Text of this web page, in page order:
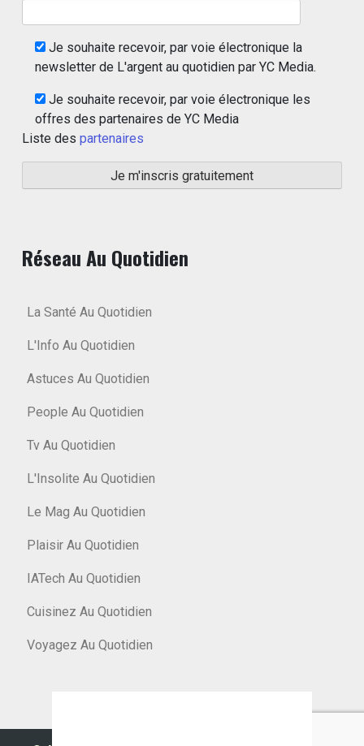
Je souhaite recevoir, par voie électronique la
newsletter de L'argent au quotidien par YC Media.
Je souhaite recevoir, par voie électronique les
offres des partenaires de YC Media
Liste des partenaires
Réseau Au Quotidien
La Santé Au Quotidien
L'Info Au Quotidien
Astuces Au Quotidien
People Au Quotidien
Tv Au Quotidien
L'Insolite Au Quotidien
Le Mag Au Quotidien
Plaisir Au Quotidien
IATech Au Quotidien
Cuisinez Au Quotidien
Voyagez Au Quotidien